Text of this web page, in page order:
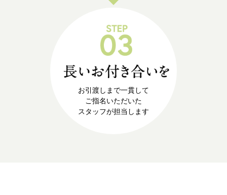
お引渡しまで一貫して
ご指名いただいた
スタッフが担当します